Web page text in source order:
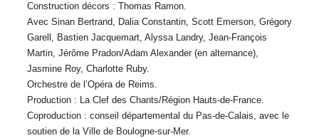
Construction décors : Thomas Ramon.
Avec Sinan Bertrand, Dalia Constantin, Scott Emerson, Grégory
Garell, Bastien Jacquemart, Alyssa Landry, Jean-François
Martin, Jérôme Pradon/Adam Alexander (en alternance),
Jasmine Roy, Charlotte Ruby.
Orchestre de l’Opéra de Reims.
Production : La Clef des Chants/Région Hauts-de-France.
Coproduction : conseil départemental du Pas-de-Calais, avec le
soutien de la Ville de Boulogne-sur-Mer.